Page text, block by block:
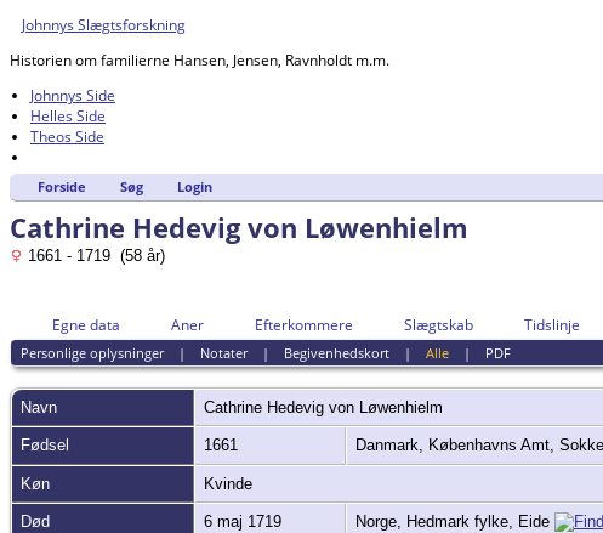
Johnnys Slægtsforskning
Historien om familierne Hansen, Jensen, Ravnholdt m.m.
Johnnys Side
Helles Side
Theos Side
Forside Søg Login
Cathrine Hedevig von Løwenhielm
1661 - 1719 (58 år)
Egne data Aner Efterkommere Slægtskab Tidslinje
Personlige oplysninger| Notater| Begivenhedskort| Alle| PDF
Navn Cathrine Hedevig von Løwenhielm
Fødsel 1661 Danmark, Københavns Amt,
Køn Kvinde
Død 6 maj 1719 Norge, Hedmark fylke, Eide